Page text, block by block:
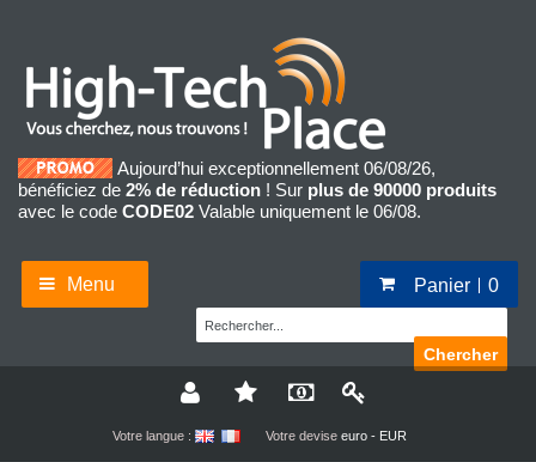
Aujourd’hui exceptionnellement 06/08/26,
bénéficiez de 2% de réduction ! Sur plus de 90000 produits
avec le code CODE02 Valable uniquement le 06/08.
Menu Panier 0
Chercher
Votre langue : Votre devise euro - EUR